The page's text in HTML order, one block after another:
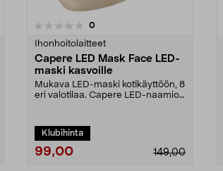
0arvostelut
Ihonhoitolaitteet
Capere LED Mask Face LED-
maski kasvoille
Mukava LED-maski kotikäyttöön, 8
eri valotilaa. Capere LED-naamio
Klubihinta
99,00 149,00
3.5 viidestä